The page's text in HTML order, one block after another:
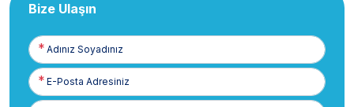
Bize Ulaşın
Adınız
Soyadınız
E-
Posta